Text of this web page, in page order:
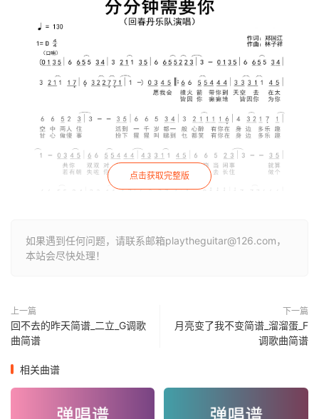
点击获取完整版
如果遇到任何问题，请联系邮箱playtheguitar@126.com，
本站会尽快处理！
上一篇
回不去的昨天简谱_二立_G调歌
曲简谱
下一篇
月亮变了我不变简谱_溜溜蛋_F
调歌曲简谱
相关曲谱